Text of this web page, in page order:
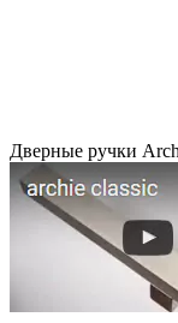
Дверные ручки